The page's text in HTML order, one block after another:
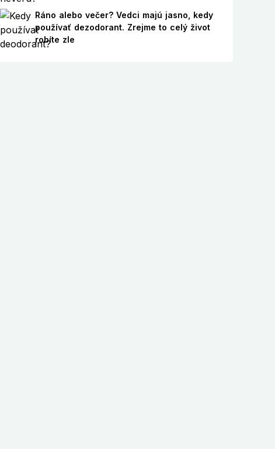
Ráno alebo večer? Vedci majú jasno, kedy
používať dezodorant. Zrejme to celý život
robíte zle